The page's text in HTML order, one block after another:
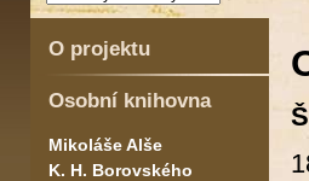
O projektu
Osobní knihovna
Mikoláše Alše
K. H. Borovského